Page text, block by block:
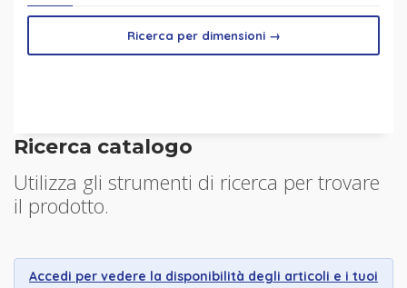
Ricerca catalogo
Utilizza gli strumenti di ricerca per trovare
il prodotto.
Accedi per vedere la disponibilità degli articoli e i tuoi
Ricerca per dimensioni→